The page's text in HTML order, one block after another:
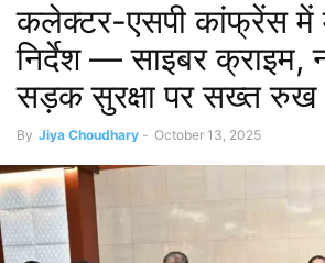
कलेक्टर-एसपी कांफ्रेंस में
निर्देश — साइबर क्राइम,
सड़क सुरक्षा पर सख्त रुख
By Jiya Choudhary - October 13, 2025